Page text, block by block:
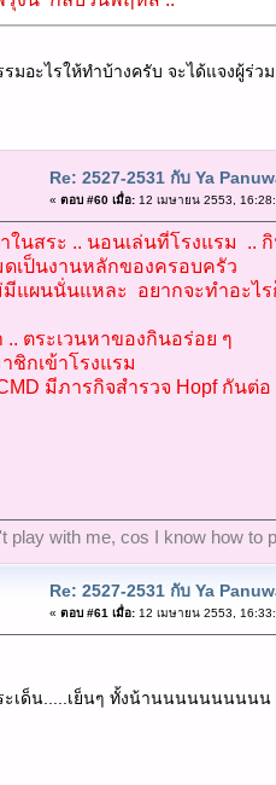
รมอะไรให้ทำบ้างครับ จะได้แจงผู้ร่ว
Re: 2527-2531 กับ Ya
« ตอบ #60 เมื่อ:12 เมษายน 2553,
ในสระ .. นอนเล่นที่โรงแรม ..
เป็นงานหลักของครอบครัว
แผนนั่นแหละ อยากจะทำอะไร
.. ตระเวนหาของกินอร่อย ๆ
ชิกเข้าโรงแรม
มีภารกิจสำรวจ Hopf กันต่อ
play with me, cos I know how to
Re: 2527-2531 กับ Ya
« ตอบ #61 เมื่อ:12 เมษายน 2553,
ะเด็น.....เย็นๆ ทั้งน้านนนนนนนนนน